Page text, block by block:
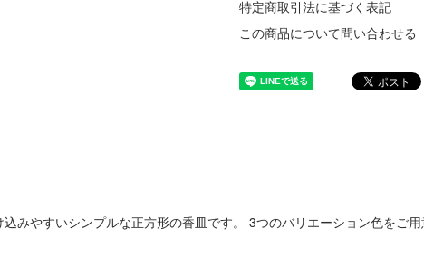
特定商取引法に基づく表記
この商品について問い合わせる
みやすいシンプルな正方形の香皿です。 3つのバリエーション色をご